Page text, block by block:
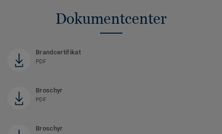
Dokumentcenter
Brandcertifikat
PDF
Broschyr
PDF
Broschyr